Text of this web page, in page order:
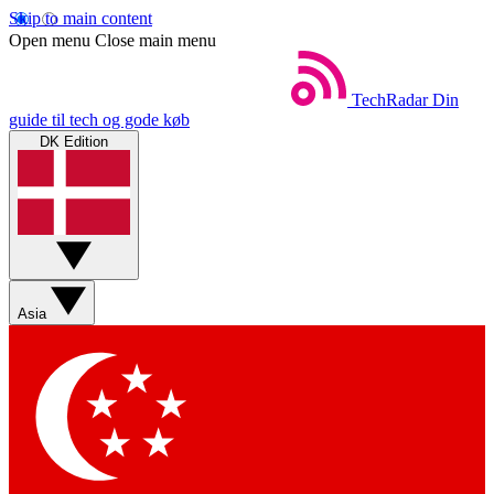
Skip to main content
Open menu Close main menu
TechRadar Din
guide til tech og gode køb
DK Edition
Asia